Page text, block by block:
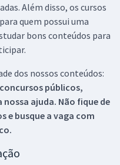
Além disso, os cursos
quem possui uma
bons conteúdos para
dos nossos conteúdos:
concursos públicos,
nossa ajuda. Não fique de
e busque a vaga com